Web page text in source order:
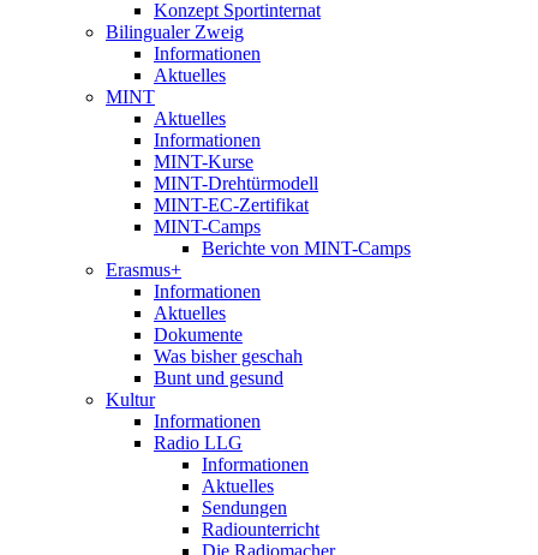
Konzept Sportinternat
Bilingualer Zweig
Informationen
Aktuelles
MINT
Aktuelles
Informationen
MINT-Kurse
MINT-Drehtürmodell
MINT-EC-Zertifikat
MINT-Camps
Berichte von MINT-Camps
Erasmus+
Informationen
Aktuelles
Dokumente
Was bisher geschah
Bunt und gesund
Kultur
Informationen
Radio LLG
Informationen
Aktuelles
Sendungen
Radiounterricht
Die Radiomacher